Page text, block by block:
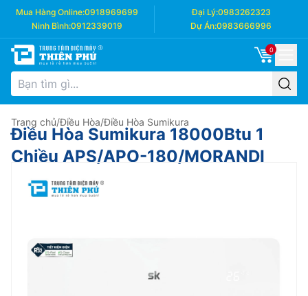
Mua Hàng Online:0918969699 Đại Lý:0983262323
Ninh Bình:0912339019 Dự Án:0983666996
0
Trang chủ/Điều Hòa/Điều Hòa Sumikura
Điều Hòa Sumikura 18000Btu 1
Chiều APS/APO-180/MORANDI